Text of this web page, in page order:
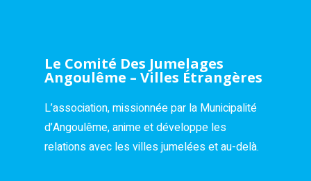
Le Comité Des Jumelages
Angoulême – Villes Étrangères
L’association, missionnée par la Municipalité
d’Angoulême, anime et développe les
relations avec les villes jumelées et au-delà.